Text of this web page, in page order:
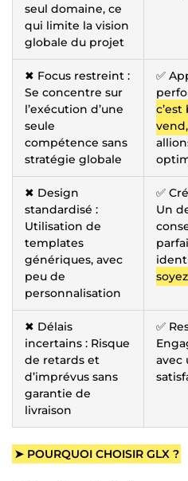
seul domaine, ce
qui limite la vision
globale du projet
✖ Focus restreint :
Se concentre sur
l’exécution d’une
seule
compétence sans
stratégie globale
✅
✖ Design
standardisé :
Utilisation de
templates
génériques, avec
peu de
personnalisation
✅
Un
✖ Délais
incertains : Risque
de retards et
d’imprévus sans
garantie de
livraison
✅
avec
➤ POURQUOI CHOISIR GLX ?